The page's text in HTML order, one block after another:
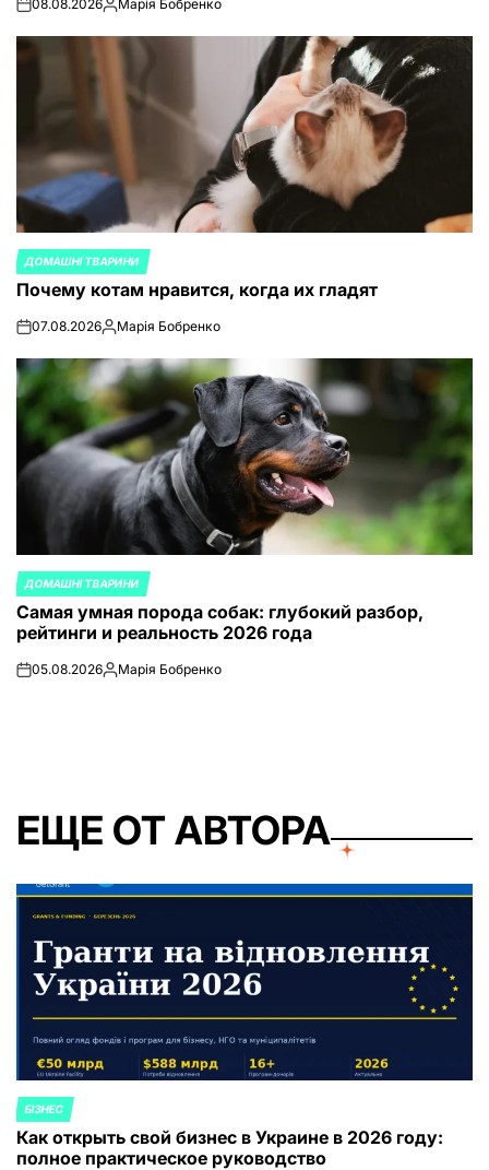
on08.08.2026Запись
Марія Бобренко
ОПУБЛИКОВАНО
В
ДОМАШНІ ТВАРИНИ
Почему котам нравится, когда их гладят
on07.08.2026Запись
Марія Бобренко
ОПУБЛИКОВАНО
В
ДОМАШНІ ТВАРИНИ
Самая умная порода собак: глубокий разбор,
рейтинги и реальность 2026 года
on05.08.2026Запись
Марія Бобренко
ЕЩЕ ОТ АВТОРА
ОПУБЛИКОВАНО
В
БІЗНЕС
Как открыть свой бизнес в Украине в 2026 году:
полное практическое руководство